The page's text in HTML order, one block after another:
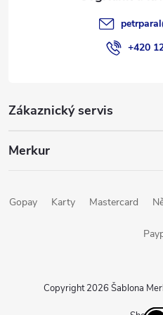
Zákaznický servis
Merkur
petrparal
+420
Gopay Karty Mastercard
Copyright 2026 Šablona